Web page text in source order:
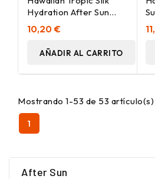
Hydration After Sun
Coconut Papaya 180Ml
10,20 €
AÑADIR AL CARRITO
Mostrando 1-53 de 53 artículo(s)
1
After Sun